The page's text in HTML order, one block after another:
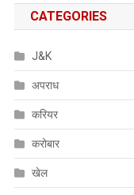
CATEGORIES
J&K
अपराध
करियर
करोबार
खेल